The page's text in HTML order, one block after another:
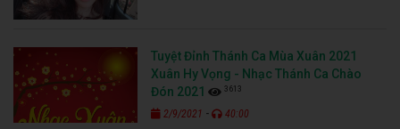
Tuyệt Đỉnh Thánh Ca Mùa Xuân 2021
Xuân Hy Vọng - Nhạc Thánh Ca Chào
Đón 2021
3613
2/9/2021 - 40:00